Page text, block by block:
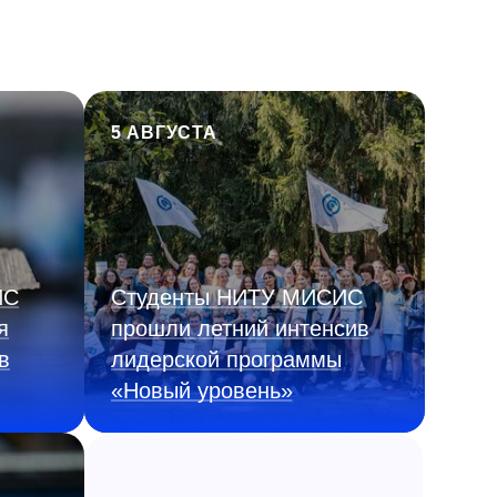
5 АВГУСТА
Студенты НИТУ МИСИС
прошли летний интенсив
лидерской программы
«Новый уровень»